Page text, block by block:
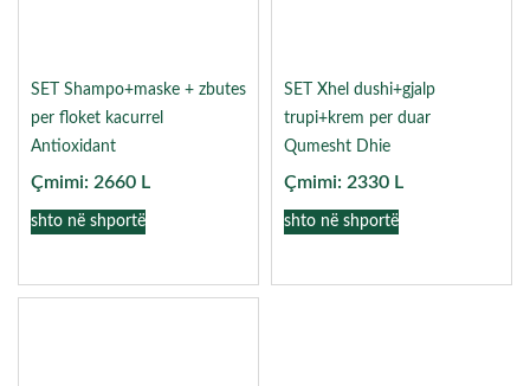
SET Shampo+maske + zbutes
per floket kacurrel
Antioxidant
Çmimi: 2660 L
shto në shportë
SET Xhel dushi+gjalp
trupi+krem per duar
Qumesht Dhie
Çmimi: 2330 L
shto në shportë